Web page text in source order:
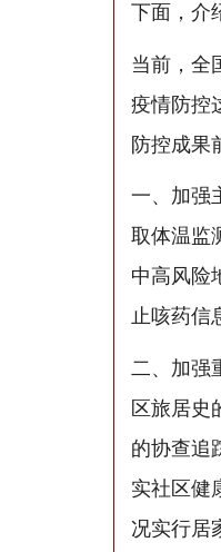
下面，介
当前，全
疫情防控
防控成果
一、加强
取体温监
中高风险
止咳药信
二、加强
区旅居史
的协查追
实社区健
况实行居